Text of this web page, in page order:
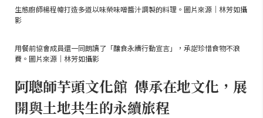
生態廚師楊程幃打造多道以味榮味噌醬汁調製的料理。圖片來源｜林芳如攝
影
用餐前協會成員還一同朗讀了「釀食永續行動宣言」，承諾珍惜食物不浪
費。圖片來源｜林芳如攝影
阿聰師芋頭文化館 傳承在地文化，展
開與土地共生的永續旅程